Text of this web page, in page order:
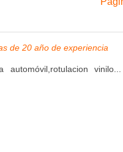
de 20 año de experiencia
automóvil,rotulacion vinilo...